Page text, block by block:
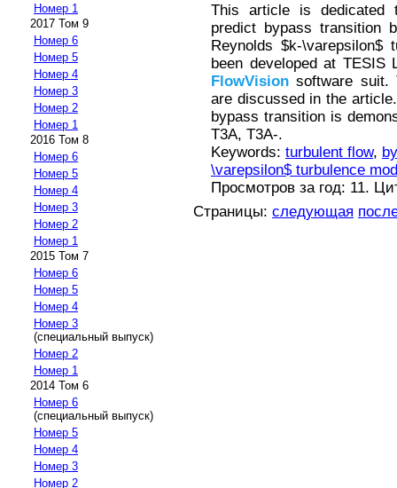
Номер 1
2017 Том 9
Номер 6
Номер 5
Номер 4
Номер 3
Номер 2
Номер 1
2016 Том 8
Номер 6
Номер 5
Номер 4
Номер 3
Номер 2
Номер 1
2015 Том 7
Номер 6
Номер 5
Номер 4
Номер 3
(специальный выпуск)
Номер 2
Номер 1
2014 Том 6
Номер 6
(специальный выпуск)
Номер 5
Номер 4
Номер 3
Номер 2
This article is dedicated
predict bypass transition
Reynolds $k-\varepsilon$
been developed at TESIS
FlowVision software suit.
are discussed in the
bypass transition is
T3A, T3A-.
Keywords: turbulent flow,
\varepsilon$ turbulence
Просмотров за год: 11.
Страницы: следующая